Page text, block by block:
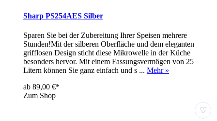
Sharp PS254AES Silber
Sparen Sie bei der Zubereitung Ihrer Speisen mehrere
Stunden!Mit der silberen Oberfläche und dem eleganten
grifflosen Design sticht diese Mikrowelle in der Küche
besonders hervor. Mit einem Fassungsvermögen von 25
Litern können Sie ganz einfach und s ... Mehr »
ab 89,00 €*
Zum Shop
♡